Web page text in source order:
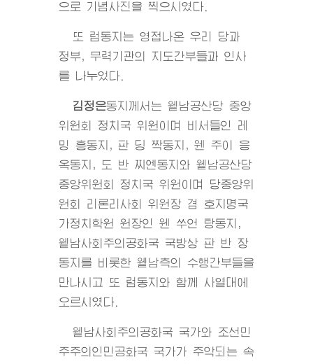
으로 기념사진을 찍으시였다.
또 럼동지는 영접나온 우리 당과
정부, 무력기관의 지도간부들과 인사
를 나누었다.
김정은동지 께서는 윁남공산당 중앙
위원회 정치국 위원이며 비서들인 레
밍 흥동지, 판 딩 짝동지, 웬 주이 응
옥동지, 도 반 찌엔동지와 윁남공산당
중앙위원회 정치국 위원이며 당중앙위
원회 리론리사회 위원장 겸 호지명국
가정치학원 원장인 웬 쑤언 탕동지,
윁남사회주의공화국 국방상 판 반 장
동지를 비롯한 윁남측의 수행간부들을
만나시고 또 럼동지와 함께 사열대에
오르시였다.
윁남사회주의공화국 국가와 조선민
주주의인민공화국 국가가 주악되는 속